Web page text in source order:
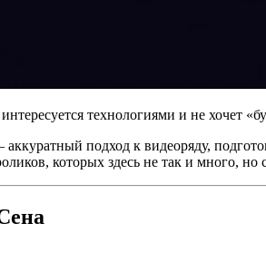
технологиями и не хочет
подход к видеоряду,
которых здесь не так и много,